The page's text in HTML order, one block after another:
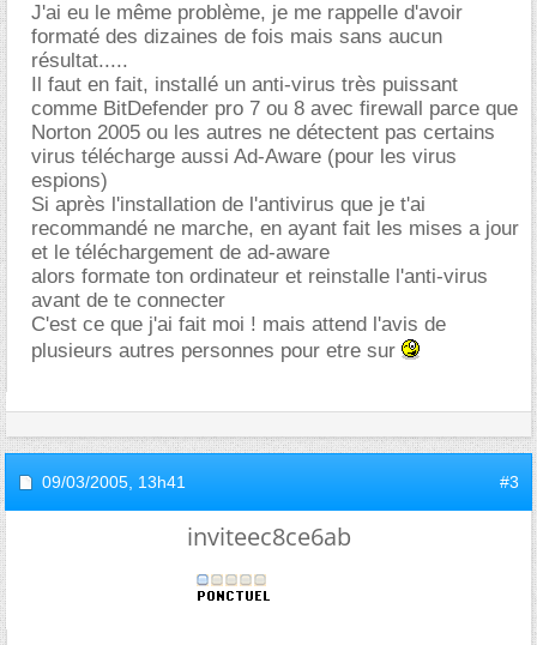
J'ai eu le même problème, je me rappelle d'avoir
formaté des dizaines de fois mais sans aucun
résultat.....
Il faut en fait, installé un anti-virus très puissant
comme BitDefender pro 7 ou 8 avec firewall parce que
Norton 2005 ou les autres ne détectent pas certains
virus télécharge aussi Ad-Aware (pour les virus
espions)
Si après l'installation de l'antivirus que je t'ai
recommandé ne marche, en ayant fait les mises a jour
et le téléchargement de ad-aware
alors formate ton ordinateur et reinstalle l'anti-virus
avant de te connecter
C'est ce que j'ai fait moi ! mais attend l'avis de
plusieurs autres personnes pour etre sur
09/03/2005, 13h41 #3
inviteec8ce6ab